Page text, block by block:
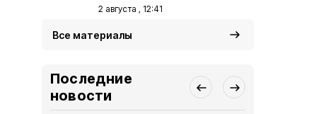
2 августа , 12:41
Все материалы
Последние
новости